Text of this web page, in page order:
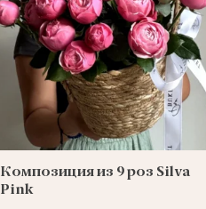
Композиция из 9 роз Silva
Pink